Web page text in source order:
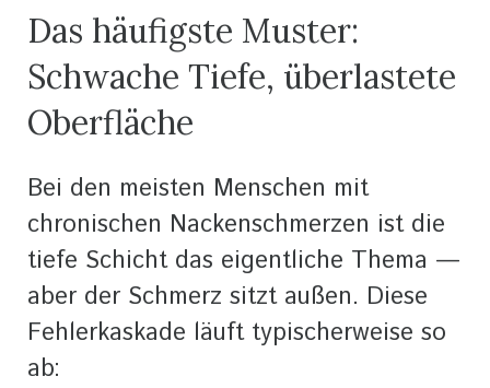
Das häufigste Muster:
Schwache Tiefe, überlastete
Oberfläche
Bei den meisten Menschen mit
chronischen Nackenschmerzen ist die
tiefe Schicht das eigentliche Thema —
aber der Schmerz sitzt außen. Diese
Fehlerkaskade läuft typischerweise so
ab: